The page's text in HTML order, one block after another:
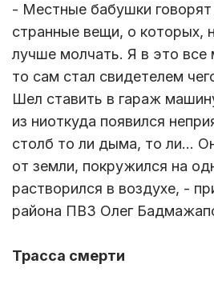
- Местные бабушки
странные вещи, о которых,
лучше молчать. Я в это все
то сам стал свидетелем
Шел ставить в гараж
из ниоткуда появился
столб то ли дыма, то ли…
от земли, покружился на
растворился в воздухе, -
района ПВЗ Олег
Трасса смерти